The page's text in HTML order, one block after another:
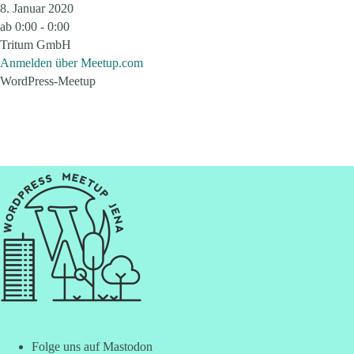
8. Januar 2020
ab 0:00 - 0:00
Tritum GmbH
Anmelden über Meetup.com
WordPress-Meetup
Folge uns auf Mastodon